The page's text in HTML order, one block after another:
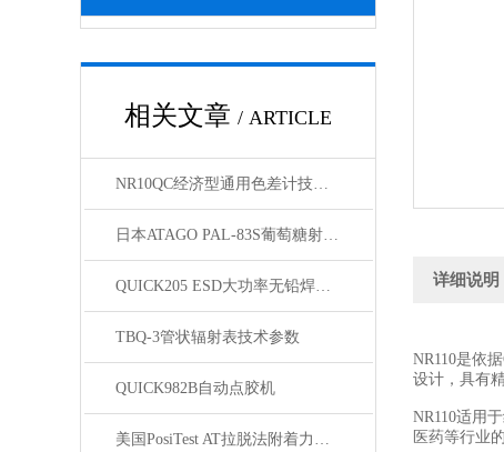
相关文章 / ARTICLE
NR10QC经济型通用色差计技术参数
日本ATAGO PAL-83S葡萄糖射仪（KMW）应用指导
QUICK205 ESD大功率无铅焊台详细参数
TBQ-3管状辐射表技术参数
QUICK982B自动点胶机
美国PosiTest AT拉脱法附着力测试仪
详细说明
NR110是依
设计，具有
NR110适用
医药等行业